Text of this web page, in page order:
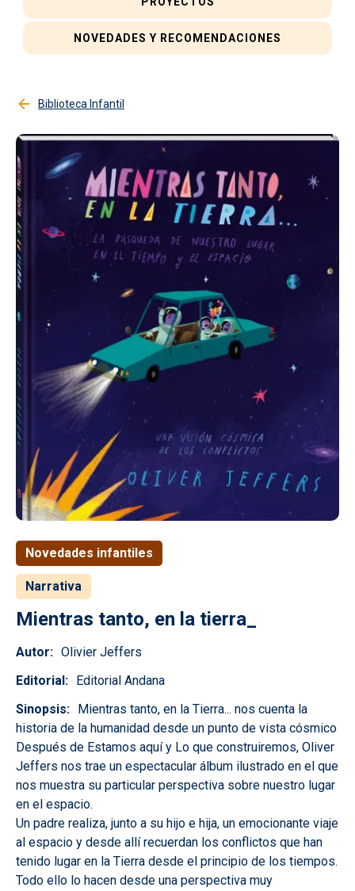
NOVEDADES Y RECOMENDACIONES
Biblioteca Infantil
Novedades infantiles
Narrativa
Mientras tanto, en la tierra_
Autor
Olivier Jeffers
Editorial
Editorial Andana
Sinopsis
Mientras tanto, en la Tierra... nos cuenta la
historia de la humanidad desde un punto de vista cósmico
Después de Estamos aquí y Lo que construiremos, Oliver
Jeffers nos trae un espectacular álbum ilustrado en el que
nos muestra su particular perspectiva sobre nuestro lugar
en el espacio.
Un padre realiza, junto a su hijo e hija, un emocionante viaje
al espacio y desde allí recuerdan los conflictos que han
tenido lugar en la Tierra desde el principio de los tiempos.
Todo ello lo hacen desde una perspectiva muy